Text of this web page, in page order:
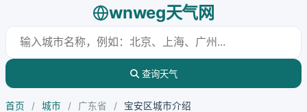
wnweg天气网
查询天气
首页 / 城市 / 广东省 / 宝安区城市介绍